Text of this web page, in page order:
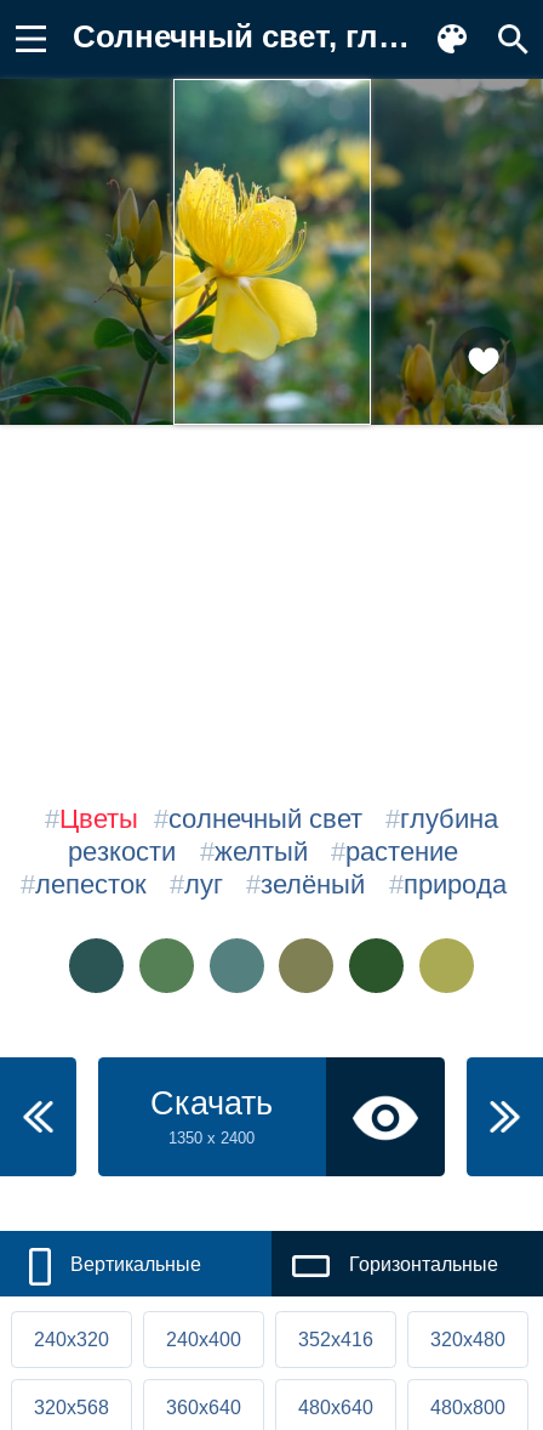
Солнечный свет, глубина резкости Картинка на телефон
#Цветы #солнечный свет #глубина
резкости
#желтый #растение
#лепесток #луг #зелёный #природа
Скачать
1350 x 2400
Вертикальные Горизонтальные
240x320 240x400 352x416 320x480
320x568 360x640 480x640 480x800